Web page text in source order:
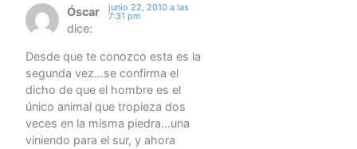
Óscar
dice:
junio 22, 2010 a las
7:31 pm
Desde que te conozco esta es la
segunda vez…se confirma el
dicho de que el hombre es el
único animal que tropieza dos
veces en la misma piedra…una
viniendo para el sur, y ahora